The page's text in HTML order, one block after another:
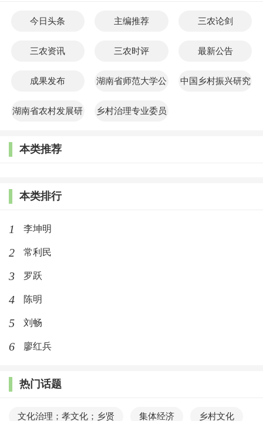
今日头条 主编推荐 三农论剑
三农资讯 三农时评 最新公告
成果发布 湖南省师范大学公 中国乡村振兴研究
湖南省农村发展研
乡村治理专业委员
本类推荐
本类排行
1 李坤明
2 常利民
3 罗跃
4 陈明
5 刘畅
6 廖红兵
热门话题
文化治理；孝文化；乡贤 集体经济 乡村文化